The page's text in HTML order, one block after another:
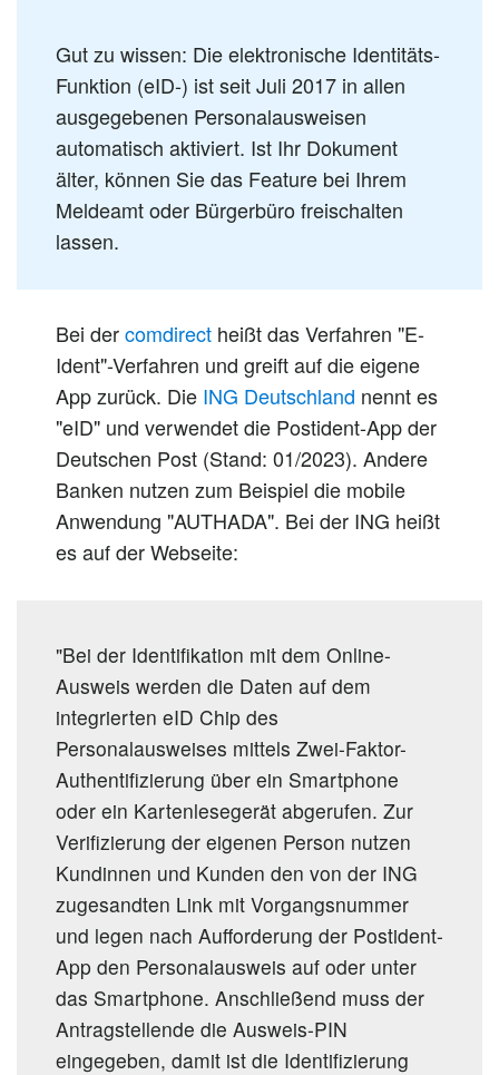
Gut zu wissen: Die elektronische Identitäts-
Funktion (eID-) ist seit Juli 2017 in allen
ausgegebenen Personalausweisen
automatisch aktiviert. Ist Ihr Dokument
älter, können Sie das Feature bei Ihrem
Meldeamt oder Bürgerbüro freischalten
lassen.
Bei dercomdirect heißt das Verfahren "E-
Ident"-Verfahren und greift auf die eigene
App zurück. Die ING Deutschland nennt es
"eID" und verwendet die Postident-App der
Deutschen Post (Stand: 01/2023). Andere
Banken nutzen zum Beispiel die mobile
Anwendung "AUTHADA". Bei der ING heißt
es auf der Webseite:
"Bei der Identifikation mit dem Online-
Ausweis werden die Daten auf dem
integrierten eID Chip des
Personalausweises mittels Zwei-Faktor-
Authentifizierung über ein Smartphone
oder ein Kartenlesegerät abgerufen. Zur
Verifizierung der eigenen Person nutzen
Kundinnen und Kunden den von der ING
zugesandten Link mit Vorgangsnummer
und legen nach Aufforderung der Postident-
App den Personalausweis auf oder unter
das Smartphone. Anschließend muss der
Antragstellende die Ausweis-PIN
eingegeben, damit ist die Identifizierung